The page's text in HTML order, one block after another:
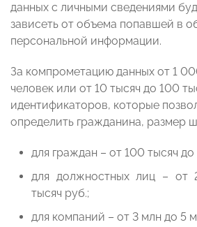
данных с личными сведениями
зависеть от объема попавшей в
персональной информации.
За компрометацию данных от 1
человек или от 10 тысяч до 100
идентификаторов, которые
определить гражданина, размер
для граждан – от 100 тысяч
для должностных лиц – от
тысяч руб.;
для компаний – от 3 млн до 5